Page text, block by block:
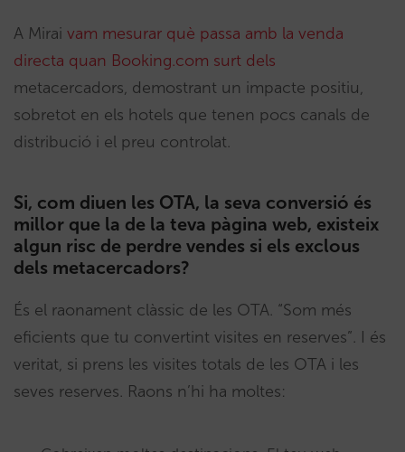
A Mirai vam mesurar què passa amb la venda
directa quan Booking.com surt dels
metacercadors, demostrant un impacte positiu,
sobretot en els hotels que tenen pocs canals de
distribució i el preu controlat.
Si, com diuen les OTA, la seva conversió és
millor que la de la teva pàgina web, existeix
algun risc de perdre vendes si els exclous
dels metacercadors?
És el raonament clàssic de les OTA. “Som més
eficients que tu convertint visites en reserves”. I és
veritat, si prens les visites totals de les OTA i les
seves reserves. Raons n’hi ha moltes: